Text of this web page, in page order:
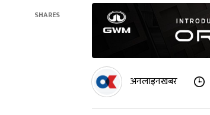
SHARES
अनलाइनखबर